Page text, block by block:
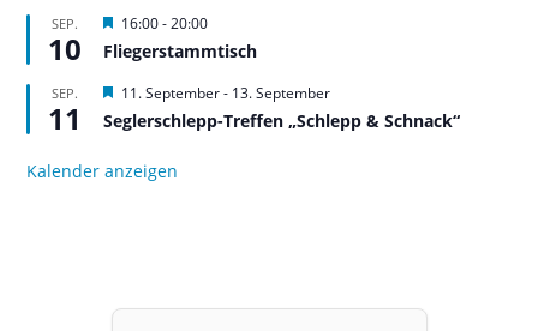
e
o
e
n
SEP.
10
H
e
r
o
r
g
h
16:00-20:00
Fliegerstammtisch
SEP.
11
H
r
o
11. September- 13. September
Seglerschlepp-Treffen „Schlepp & Schnack“
Kalender anzeigen